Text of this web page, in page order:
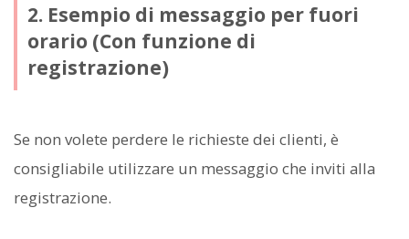
2. Esempio di messaggio per fuori
orario (Con funzione di
registrazione)
Se non volete perdere le richieste dei clienti, è
consigliabile utilizzare un messaggio che inviti alla
registrazione.